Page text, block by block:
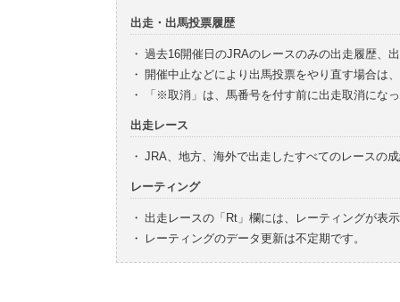
出走・出馬投票履歴
・ 過去16開催日のJRAのレースのみの出走履歴、
・ 開催中止などにより出馬投票をやり直す場合は
・
「※取消」は、馬番号を付す前に出走取消にな
出走レース
・ JRA、地方、海外で出走したすべてのレースの
レーティング
・ 出走レースの「Rt」欄には、レーティングが表
・
レーティングのデータ更新は不定期です。